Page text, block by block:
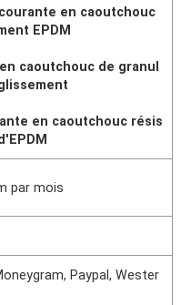
en caoutchouc
EPDM
caoutchouc de granul
en caoutchouc résis
par mois
Paypal, Wester